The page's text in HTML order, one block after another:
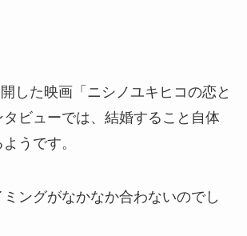
した映画「ニシノユキヒコの恋と
タビューでは、結婚すること自体
うです。
ングがなかなか合わないのでし